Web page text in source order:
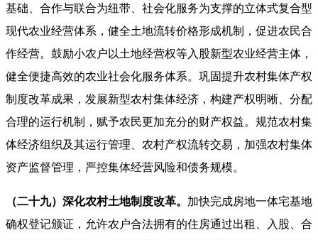
基础、合作与联合为纽带、社会化服务为支撑的立体式复合型
现代农业经营体系，健全土地流转价格形成机制，促进农民合
作经营。鼓励小农户以土地经营权等入股新型农业经营主体，
健全便捷高效的农业社会化服务体系。巩固提升农村集体产权
制度改革成果，发展新型农村集体经济，构建产权明晰、分配
合理的运行机制，赋予农民更加充分的财产权益。规范农村集
体经济组织及其运行管理、农村产权流转交易，加强农村集体
资产监督管理，严控集体经营风险和债务规模。
（二十九）深化农村土地制度改革。 加快完成房地一体宅基地
确权登记颁证，允许农户合法拥有的住房通过出租、入股、合